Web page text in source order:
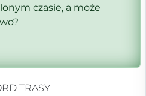
czasie, a może
TRASY